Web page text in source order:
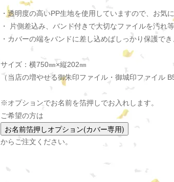
・透明度の高いPP生地を使用していますので、お気
・ 片側差込み、バンド付きで大切なファイルを汚れ
・カバーの端をバンドに差し込めばしっかり保護で
サイズ：横750㎜×縦202㎜
（当店の増やせる御朱印ファイル・御城印ファイル
※オプションでお名前を箔押しでお入れします。
ご希望の方は
からご注文ください。